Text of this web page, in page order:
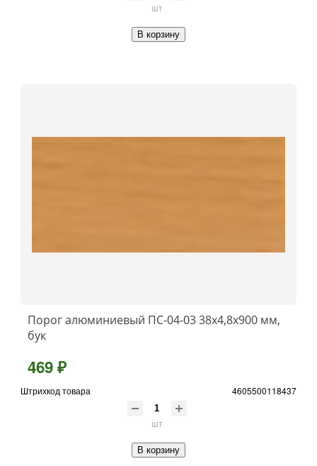
шт
В корзину
Порог алюминиевый ПС-04-03 38x4,8x900 мм,
бук
469 ₽
Штрихкод товара 4605500118437
шт
В корзину